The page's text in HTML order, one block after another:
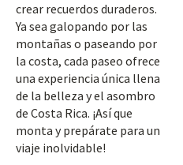
crear recuerdos duraderos.
Ya sea galopando por las
montañas o paseando por
la costa, cada paseo ofrece
una experiencia única llena
de la belleza y el asombro
de Costa Rica. ¡Así que
monta y prepárate para un
viaje inolvidable!